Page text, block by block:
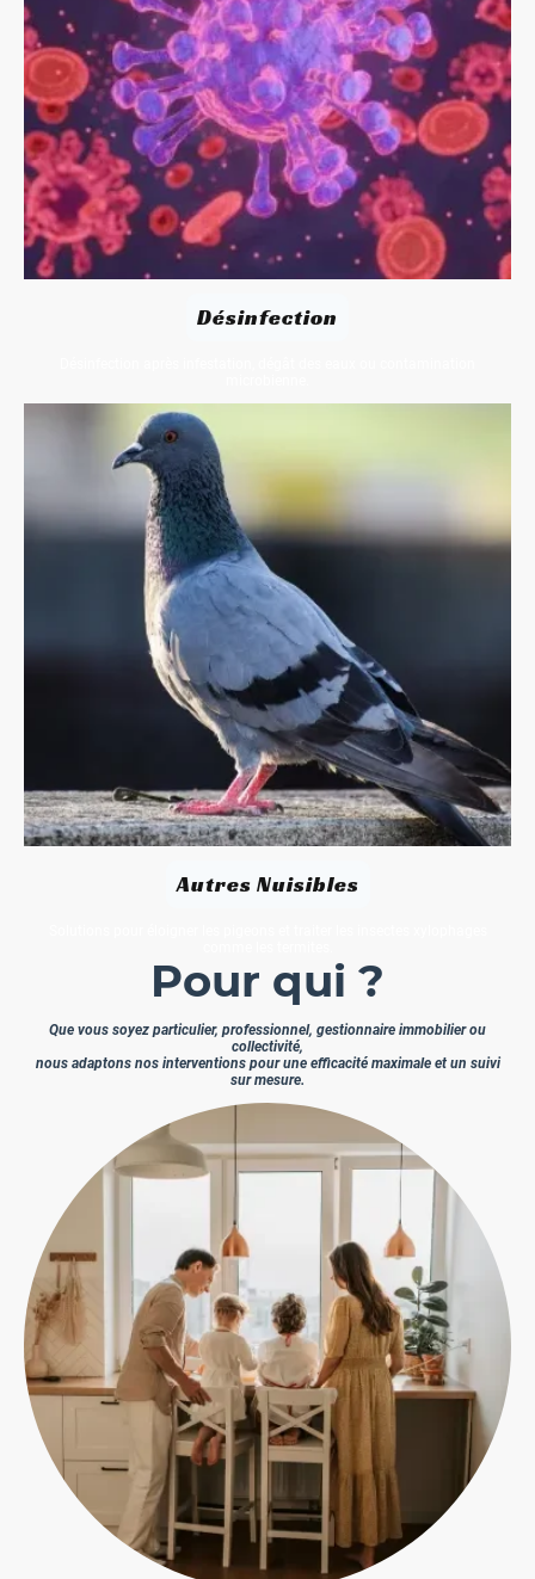
Désinfection
Autres Nuisibles
Pour qui ?
Que vous soyez particulier, professionnel, gestionnaire immobilier ou
collectivité,
nous adaptons nos interventions pour une efficacité maximale et un suivi
sur mesure.